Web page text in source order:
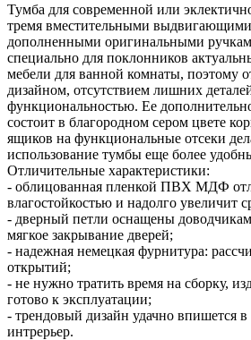
Тумба для современной или
тремя вместительными
дополненными оригинальными
специально для поклонников
мебели для ванной комнаты, поэтому
дизайном, отсутствием лишних
функциональностью. Ее
состоит в благородном сером цвете
ящиков на функциональные отсеки
использование тумбы еще более
Отличительные характеристики:
- облицованная пленкой ПВХ МДФ
влагостойкостью и надолго увеличит
- дверный петли оснащены
мягкое закрывание дверей;
- надежная немецкая фурнитура:
открытий;
- не нужно тратить время на сборку,
готово к эксплуатации;
- трендовый дизайн удачно впишется
интрерьер.